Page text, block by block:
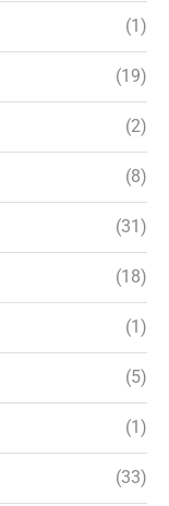
(1)
(19)
(2)
(8)
(31)
(18)
(1)
(5)
(1)
(33)